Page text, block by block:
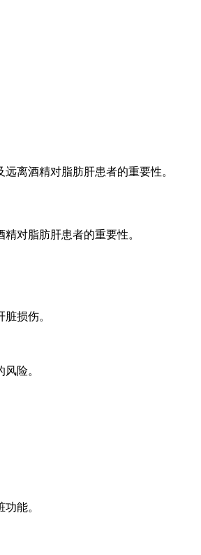
及远离酒精对脂肪肝患者的重要性。
对脂肪肝患者的重要性。
损伤。
险。
能。